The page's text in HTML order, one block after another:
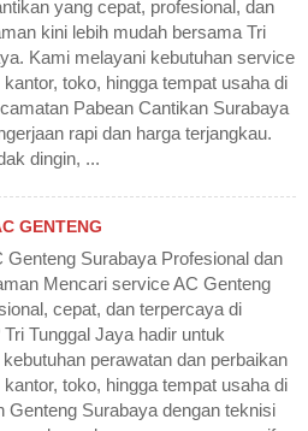
yang cepat, profesional, dan
kini lebih mudah bersama Tri
Kami melayani kebutuhan service
toko, hingga tempat usaha di
Pabean Cantikan Surabaya
rapi dan harga terjangkau.
dingin, ...
GENTENG
Genteng Surabaya Profesional dan
Mencari service AC Genteng
cepat, dan terpercaya di
Tunggal Jaya hadir untuk
perawatan dan perbaikan
toko, hingga tempat usaha di
Genteng Surabaya dengan teknisi